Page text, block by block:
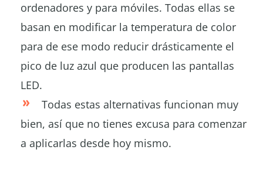
ordenadores y para móviles. Todas ellas se
basan en modificar la temperatura de color
para de ese modo reducir drásticamente el
pico de luz azul que producen las pantallas
LED.
Todas estas alternativas funcionan muy
bien, así que no tienes excusa para comenzar
a aplicarlas desde hoy mismo.